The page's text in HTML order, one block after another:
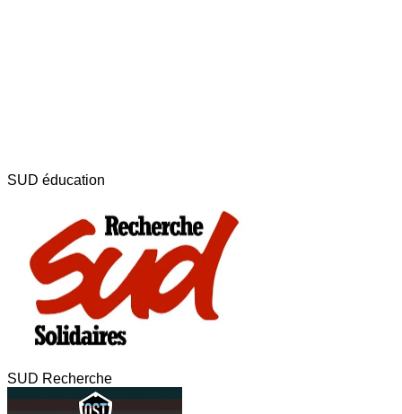
SUD éducation
SUD Recherche